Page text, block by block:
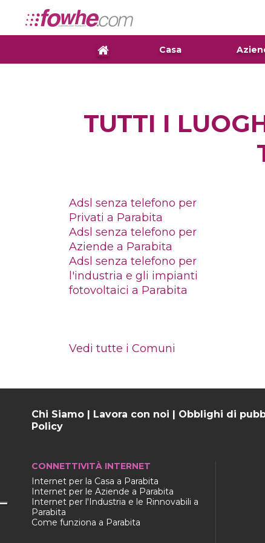
Casa
TUTTI I
Adsl senza telefono per
Privati a Parabita
Adsl senza telefono per
Aziende a Parabita
Adsl senza telefono per
l'industria e gli impianti
fotovoltaici a Parabita
Vedi tutte i Comuni
Chi Siamo | Lavora con noi | Obblighi di
Policy
CONNETTIVITÀ INTERNET
Internet per la Casa a Parabita
Internet per le Aziende a Parabita
Internet per l'Industria e le Rinnovabili a
Parabita
Come funziona a Parabita